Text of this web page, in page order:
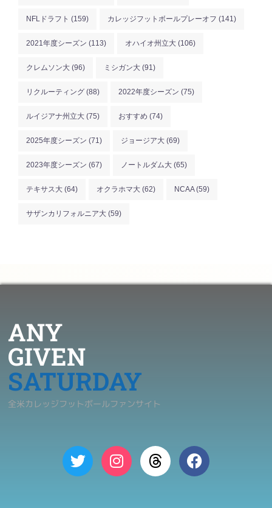
NFLドラフト (159) カレッジフットボールプレーオフ (141)
2021年度シーズン (113) オハイオ州立大 (106)
クレムソン大 (96) ミシガン大 (91)
リクルーティング (88) 2022年度シーズン (75)
ルイジアナ州立大 (75) おすすめ (74)
2025年度シーズン (71) ジョージア大 (69)
2023年度シーズン (67) ノートルダム大 (65)
テキサス大 (64) オクラホマ大 (62) NCAA(59)
サザンカリフォルニア大 (59)
ANY
GIVEN
SATURDAY
全米カレッジフットボールファンサイト